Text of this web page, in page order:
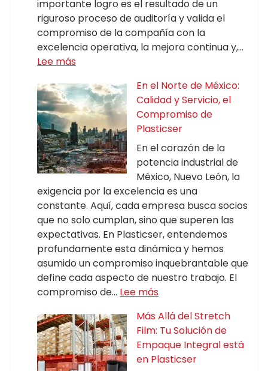
importante logro es el resultado de un
riguroso proceso de auditoría y valida el
compromiso de la compañía con la
excelencia operativa, la mejora continua y,…
Lee más
En el Norte de México:
Calidad y Servicio, el
Compromiso de
Plasticser
En el corazón de la
potencia industrial de
México, Nuevo León, la
exigencia por la excelencia es una
constante. Aquí, cada empresa busca socios
que no solo cumplan, sino que superen las
expectativas. En Plasticser, entendemos
profundamente esta dinámica y hemos
asumido un compromiso inquebrantable que
define cada aspecto de nuestro trabajo. El
compromiso de… Lee más
Más Allá del Stretch
Film: Tu Solución de
Empaque Integral está
en Plasticser